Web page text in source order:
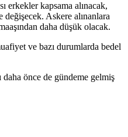
erkekler kapsama alınacak,
Askere alınanlara
daha düşük olacak.
ve bazı durumlarda bedel
daha önce de gündeme gelmiş